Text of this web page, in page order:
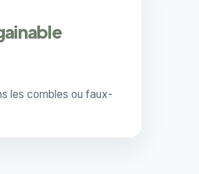
les combles ou faux-